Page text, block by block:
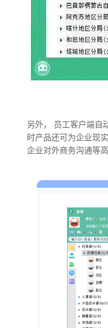
另外， 员工客户端自
时产品还可为企业现
企业对外商务沟通等